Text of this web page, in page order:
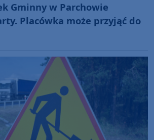
Gminny w Parchowie
Placówka może przyjąć do